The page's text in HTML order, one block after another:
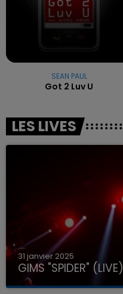
SEAN PAUL
Got 2 Luv U
LES LIVES
31 janvier 2025
GIMS "SPIDER" (LIVE)